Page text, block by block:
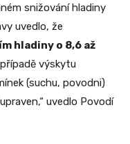
snižování hladiny
uvedlo, že
hladiny o 8,6 až
případě výskytu
(suchu, povodni)
uvedlo Povodí